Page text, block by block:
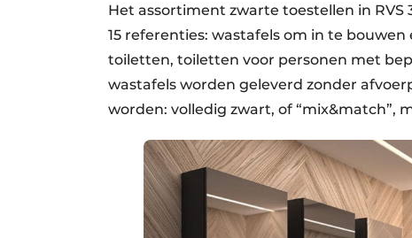
Het assortiment zwarte toestellen in
15 referenties: wastafels om in te
toiletten, toiletten voor personen met
wastafels worden geleverd zonder
worden: volledig zwart, of “mix&match”,